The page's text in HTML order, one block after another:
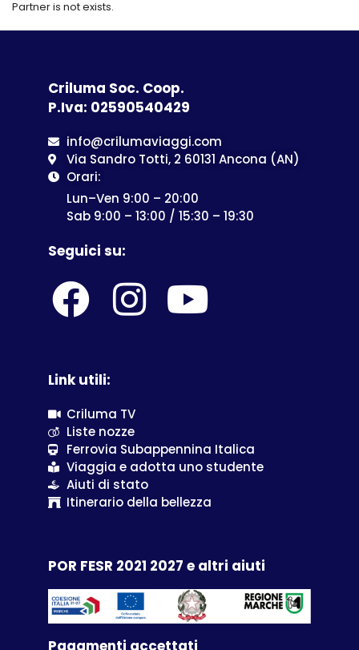
Partner is not exists.
Criluma Soc. Coop.
P.Iva: 02590540429
info@crilumaviaggi.com
Via Sandro Totti, 2 60131 Ancona (AN)
Orari:
Lun–Ven 9:00 – 20:00
Sab 9:00 – 13:00 / 15:30 – 19:30
Seguici su:
Link utili:
Criluma TV
Liste nozze
Ferrovia Subappennina Italica
Viaggia e adotta uno studente
Aiuti di stato
Itinerario della bellezza
POR FESR 2021 2027 e altri aiuti